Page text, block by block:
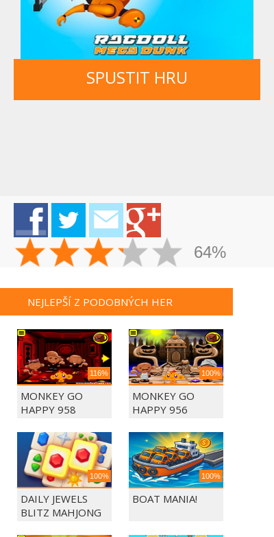
SPUSTIT HRU
64%
NEJLEPŠÍ Z PODOBNÝCH HER
116%
MONKEY GO
HAPPY 958
100%
MONKEY GO
HAPPY 956
100%
DAILY JEWELS
BLITZ MAHJONG
100%
BOAT MANIA!